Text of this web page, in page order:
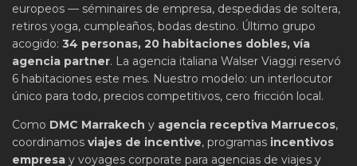
europeos — séminaires de empresa, despedidas de soltera,
retiros yoga, cumpleaños, bodas destino. Último grupo
acogido: 34 personas, 20 habitaciones dobles, vía
agencia partner. La agencia italiana Walser Viaggi reservó
6 habitaciones este mes. Nuestro modelo: un interlocutor
único para todo, precios competitivos, cero fricción local.
Como DMC Marrakech y agencia receptiva Marruecos,
coordinamos viajes de incentive, programas incentivos
empresa y voyages corporate para agencias de viajes y